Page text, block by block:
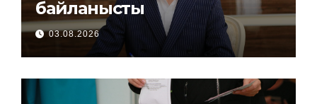
байланысты
03.08.2026